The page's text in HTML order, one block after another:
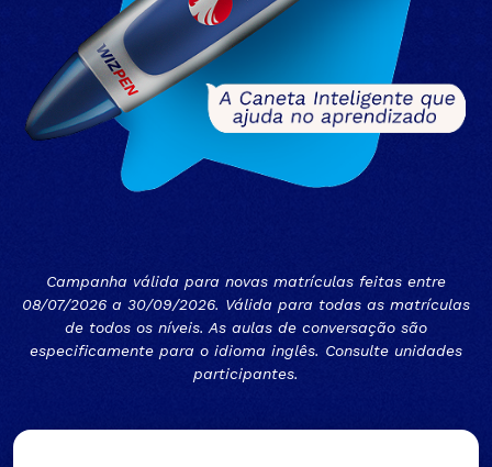
Campanha válida para novas matrículas feitas entre
08/07/2026 a 30/09/2026. Válida para todas as matrículas
de todos os níveis. As aulas de conversação são
especificamente para o idioma inglês. Consulte unidades
participantes.